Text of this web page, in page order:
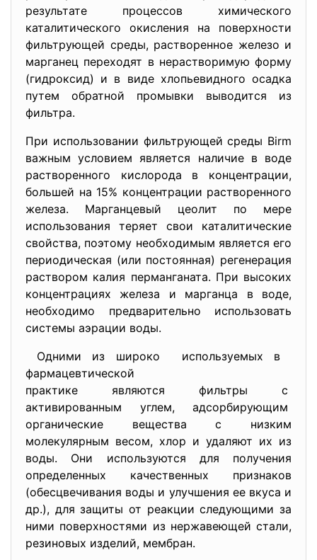
результате процессов химического
каталитического окисления на поверхности
фильтрующей среды, растворенное железо и
марганец переходят в нерастворимую форму
(гидроксид) и в виде хлопьевидного осадка
путем обратной промывки выводится из
фильтра.
При использовании фильтрующей среды Birm
важным условием является наличие в воде
растворенного кислорода в концентрации,
большей на 15% концентрации растворенного
железа. Марганцевый цеолит по мере
использования теряет свои каталитические
свойства, поэтому необходимым является его
периодическая (или постоянная) регенерация
раствором калия перманганата. При высоких
концентрациях железа и марганца в воде,
необходимо предварительно использовать
системы аэрации воды.
Одними из широко используемых в
фармацевтической
практике являются фильтры с
активированным углем, адсорбирующим
органические вещества с низким
молекулярным весом, хлор и удаляют их из
воды. Они используются для получения
определенных качественных признаков
(обесцвечивания воды и улучшения ее вкуса и
др.), для защиты от реакции следующими за
ними поверхностями из нержавеющей стали,
резиновых изделий, мембран.